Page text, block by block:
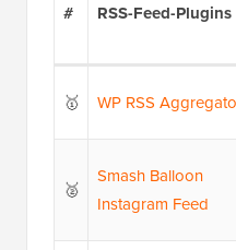
# RSS-Feed-Plugins
🥇 WP RSS
🥈
Smash Balloon
Instagram Feed